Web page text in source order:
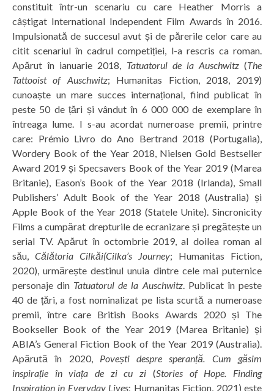
constituit într-un scenariu cu care Heather Morris a
câștigat International Independent Film Awards în 2016.
Impulsionată de succesul avut și de părerile celor care au
citit scenariul în cadrul competiției, l-a rescris ca roman.
Apărut în ianuarie 2018, Tatuatorul de la Auschwitz(The
Tattooist of Auschwitz; Humanitas Fiction, 2018, 2019)
cunoaște un mare succes internațional, fiind publicat în
peste 50 de țări și vândut în 6 000 000 de exemplare în
întreaga lume. I s-au acordat numeroase premii, printre
care: Prémio Livro do Ano Bertrand 2018 (Portugalia),
Wordery Book of the Year 2018, Nielsen Gold Bestseller
Award 2019 și Specsavers Book of the Year 2019 (Marea
Britanie), Eason’s Book of the Year 2018 (Irlanda), Small
Publishers’ Adult Book of the Year 2018 (Australia) și
Apple Book of the Year 2018 (Statele Unite). Sincronicity
Films a cumpărat drepturile de ecranizare și pregătește un
serial TV. Apărut în octombrie 2019, al doilea roman al
său, Călătoria Cilkăi(Cilka’s Journey; Humanitas Fiction,
2020), urmărește destinul unuia dintre cele mai puternice
personaje din Tatuatorul de la Auschwitz. Publicat în peste
40 de țări, a fost nominalizat pe lista scurtă a numeroase
premii, între care British Books Awards 2020 și The
Bookseller Book of the Year 2019 (Marea Britanie) și
ABIA’s General Fiction Book of the Year 2019 (Australia).
Apărută în 2020, Povești despre speranță. Cum găsim
inspirație în viața de zi cu zi (Stories of Hope. Finding
Inspiration in Everyday Lives; Humanitas Fiction, 2021) este